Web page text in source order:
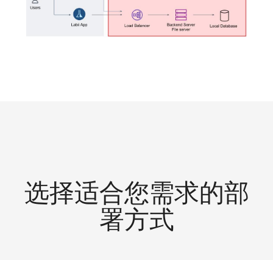
选择适合您需求的部
署方式